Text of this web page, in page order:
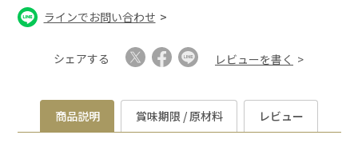
ラインでお問い合わせ
シェアする レビューを書く
商品説明 賞味期限 / 原材料 レビュー